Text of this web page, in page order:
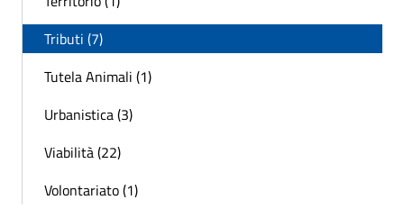
Tributi (7)
Tutela Animali (1)
Urbanistica (3)
Viabilità (22)
Volontariato (1)